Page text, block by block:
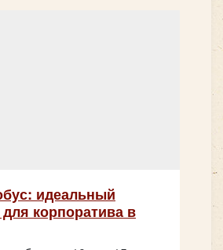
мест:6
идеальный
корпоратива в